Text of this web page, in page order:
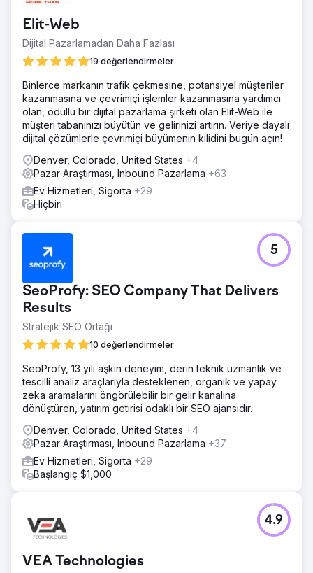
Elit-Web
Dijital Pazarlamadan Daha Fazlası
19 değerlendirmeler
Binlerce markanın trafik çekmesine, potansiyel müşteriler
kazanmasına ve çevrimiçi işlemler kazanmasına yardımcı
olan, ödüllü bir dijital pazarlama şirketi olan Elit-Web ile
müşteri tabanınızı büyütün ve gelirinizi artırın. Veriye dayalı
dijital çözümlerle çevrimiçi büyümenin kilidini bugün açın!
Denver, Colorado, United States +4
Pazar Araştırması, Inbound Pazarlama +63
Ev Hizmetleri, Sigorta +29
Hiçbiri
SeoProfy: SEO Company That Delivers
Results
Stratejik SEO Ortağı
10 değerlendirmeler
5
SeoProfy, 13 yılı aşkın deneyim, derin teknik uzmanlık ve
tescilli analiz araçlarıyla desteklenen, organik ve yapay
zeka aramalarını öngörülebilir bir gelir kanalına
dönüştüren, yatırım getirisi odaklı bir SEO ajansıdır.
Denver, Colorado, United States +4
Pazar Araştırması, Inbound Pazarlama +37
Ev Hizmetleri, Sigorta +29
Başlangıç $1,000
VEA Technologies
4.9